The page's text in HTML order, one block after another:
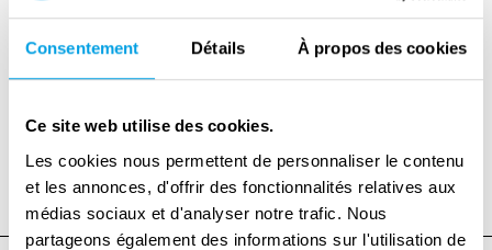
Consentement Détails À propos des cookies
Ce site web utilise des cookies.
Les cookies nous permettent de personnaliser le contenu
et les annonces, d'offrir des fonctionnalités relatives aux
médias sociaux et d'analyser notre trafic. Nous
partageons également des informations sur l'utilisation de
Meuse between the bridges at Grave and
Entry fee: €15.00.